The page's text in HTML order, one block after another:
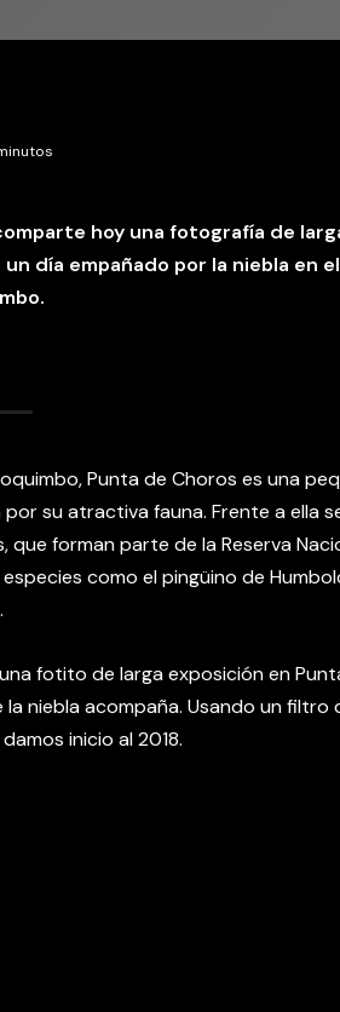
hoy una fotografía de
día empañado por la niebla en
Punta de Choros es una
su atractiva fauna. Frente a ella
forman parte de la Reserva
como el pingüino de
fotito de larga exposición en
niebla acompaña. Usando un filtro
inicio al 2018.